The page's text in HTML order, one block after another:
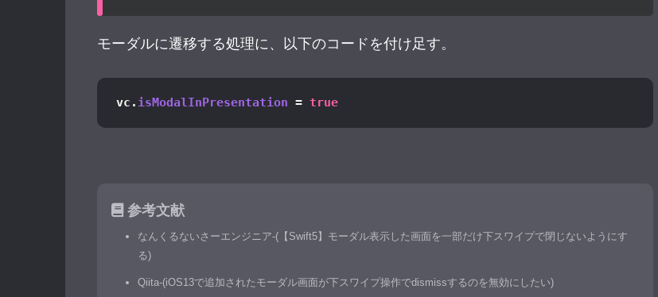
モーダルに遷移する処理に、以下のコードを付け足す。
vc. isModalInPresentation = true
参考文献
なんくるないさーエンジニア-(【Swift5】モーダル表示した画面を一部だけ下スワイプで閉じないようにす
る)
Qiita-(iOS13で追加されたモーダル画面が下スワイプ操作でdismissするのを無効にしたい)